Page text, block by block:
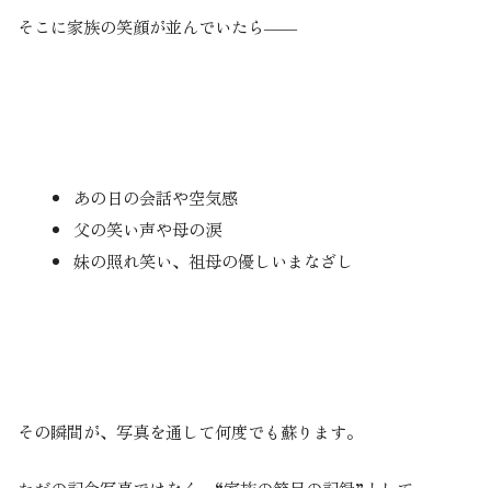
そこに家族の笑顔が並んでいたら――
あの日の会話や空気感
父の笑い声や母の涙
妹の照れ笑い、祖母の優しいまなざし
その瞬間が、写真を通して何度でも蘇ります。